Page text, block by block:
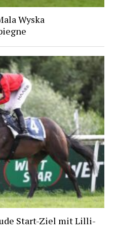
Wyska
Start-Ziel mit Lilli-